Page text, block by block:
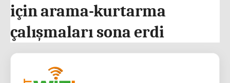
için arama-kurtarma
çalışmaları sona erdi